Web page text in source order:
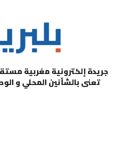
جريدة إلكترونية مغربية
تعنى بالشأنين المحلي و